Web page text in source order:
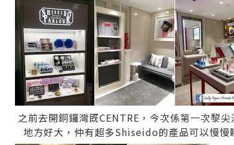
之前去開銅鑼灣既CENTRE，今次係第一次黎尖
地方好大，仲有超多Shiseido的產品可以慢慢